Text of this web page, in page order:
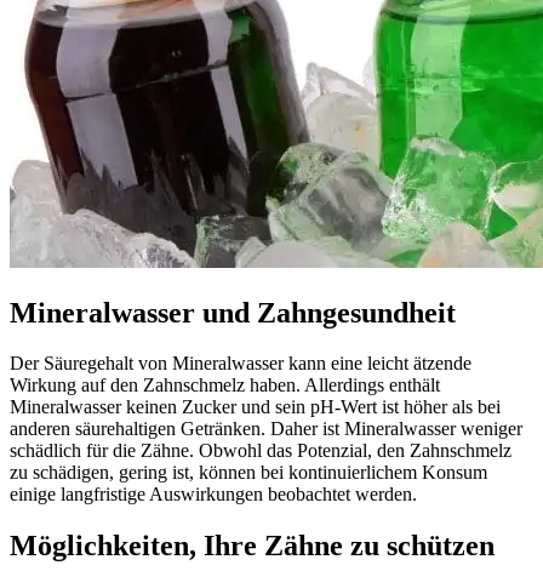
Mineralwasser und Zahngesundheit
Der Säuregehalt von Mineralwasser kann eine leicht ätzende
Wirkung auf den Zahnschmelz haben. Allerdings enthält
Mineralwasser keinen Zucker und sein pH-Wert ist höher als bei
anderen säurehaltigen Getränken. Daher ist Mineralwasser weniger
schädlich für die Zähne. Obwohl das Potenzial, den Zahnschmelz
zu schädigen, gering ist, können bei kontinuierlichem Konsum
einige langfristige Auswirkungen beobachtet werden.
Möglichkeiten, Ihre Zähne zu schützen